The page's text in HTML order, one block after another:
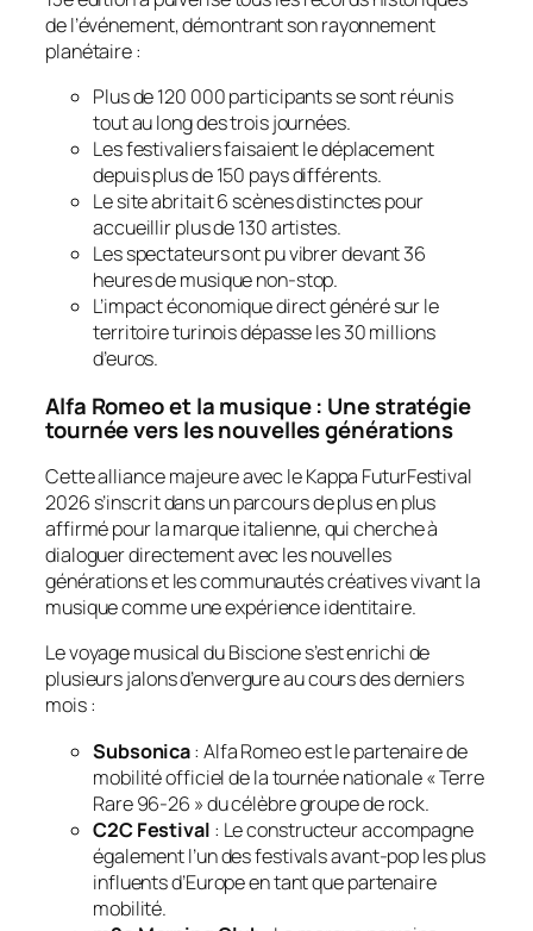
de l’événement, démontrant son rayonnement
planétaire :
Plus de 120 000 participants se sont réunis
tout au long des trois journées.
Les festivaliers faisaient le déplacement
depuis plus de 150 pays différents.
Le site abritait 6 scènes distinctes pour
accueillir plus de 130 artistes.
Les spectateurs ont pu vibrer devant 36
heures de musique non-stop.
L’impact économique direct généré sur le
territoire turinois dépasse les 30 millions
d’euros.
Alfa Romeo et la musique : Une stratégie
tournée vers les nouvelles générations
Cette alliance majeure avec le Kappa FuturFestival
2026 s’inscrit dans un parcours de plus en plus
affirmé pour la marque italienne, qui cherche à
dialoguer directement avec les nouvelles
générations et les communautés créatives vivant la
musique comme une expérience identitaire.
Le voyage musical du Biscione s’est enrichi de
plusieurs jalons d’envergure au cours des derniers
mois :
Subsonica: Alfa Romeo est le partenaire de
mobilité officiel de la tournée nationale « Terre
Rare 96-26 » du célèbre groupe de rock.
C2C Festival : Le constructeur accompagne
également l’un des festivals avant-pop les plus
influents d’Europe en tant que partenaire
mobilité.